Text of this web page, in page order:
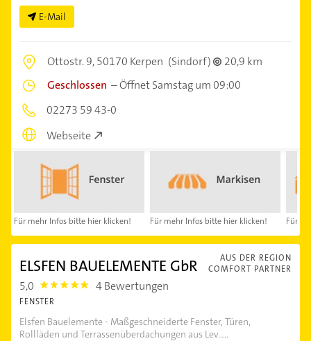
E-Mail
Ottostr. 9,50170 Kerpen (Sindorf)
20,9 km
Geschlossen –Öffnet Samstag um 09:00
02273 59 43-0
Webseite
Für mehr Infos bitte hier klicken! Für mehr Infos bitte hier klicken! Für
AUS DER REGION
COMFORT PARTNER
ELSFEN BAUELEMENTE GbR
5,0 5.0 4 Bewertungen
FENSTER
Elsfen Bauelemente - Maßgeschneiderte Fenster, Türen,
Rollläden und Terrassenüberdachungen aus Lev.....